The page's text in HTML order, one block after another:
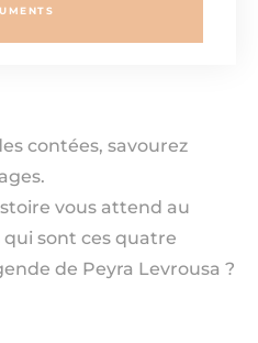
contées, savourez
vous attend au
sont ces quatre
de Peyra Levrousa ?